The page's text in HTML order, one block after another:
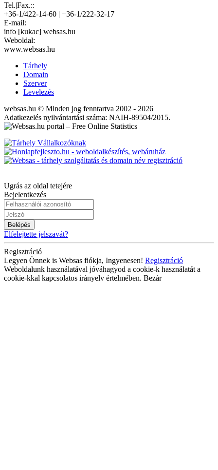
Tel.|Fax.::
+36-1/422-14-60 | +36-1/222-32-17
E-mail:
info [kukac] websas.hu
Weboldal:
www.websas.hu
Tárhely
Domain
Szerver
Levelezés
websas.hu © Minden jog fenntartva 2002 - 2026
Adatkezelés nyilvántartási száma: NAIH-89504/2015.
Ugrás az oldal tetejére
Bejelentkezés
Belépés
Elfelejtette jelszavát?
Regisztráció
Legyen Önnek is Websas fiókja, Ingyenesen! Regisztráció
Weboldalunk használatával jóváhagyod a cookie-k használatát a
cookie-kkal kapcsolatos irányelv értelmében. Bezár